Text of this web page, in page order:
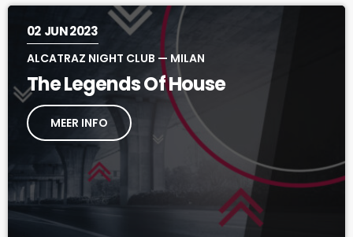
02 JUN 2023
ALCATRAZ NIGHT CLUB — MILAN
The Legends Of House
MEER INFO